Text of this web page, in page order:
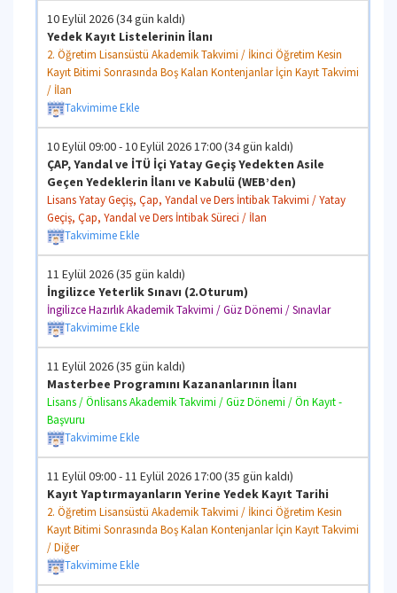
10 Eylül 2026 (34 gün kaldı)
Yedek Kayıt Listelerinin İlanı
2. Öğretim Lisansüstü Akademik Takvimi / İkinci Öğretim Kesin
Kayıt Bitimi Sonrasında Boş Kalan Kontenjanlar İçin Kayıt Takvimi
/ İlan
Takvimime Ekle
10 Eylül 09:00 - 10 Eylül 2026 17:00 (34 gün kaldı)
ÇAP, Yandal ve İTÜ İçi Yatay Geçiş Yedekten Asile
Geçen Yedeklerin İlanı ve Kabulü (WEB’den)
Lisans Yatay Geçiş, Çap, Yandal ve Ders İntibak Takvimi / Yatay
Geçiş, Çap, Yandal ve Ders İntibak Süreci / İlan
Takvimime Ekle
11 Eylül 2026 (35 gün kaldı)
İngilizce Yeterlik Sınavı (2.Oturum)
İngilizce Hazırlık Akademik Takvimi / Güz Dönemi / Sınavlar
Takvimime Ekle
11 Eylül 2026 (35 gün kaldı)
Masterbee Programını Kazananlarının İlanı
Lisans / Önlisans Akademik Takvimi / Güz Dönemi / Ön Kayıt -
Başvuru
Takvimime Ekle
11 Eylül 09:00 - 11 Eylül 2026 17:00 (35 gün kaldı)
Kayıt Yaptırmayanların Yerine Yedek Kayıt Tarihi
2. Öğretim Lisansüstü Akademik Takvimi / İkinci Öğretim Kesin
Kayıt Bitimi Sonrasında Boş Kalan Kontenjanlar İçin Kayıt Takvimi
/ Diğer
Takvimime Ekle